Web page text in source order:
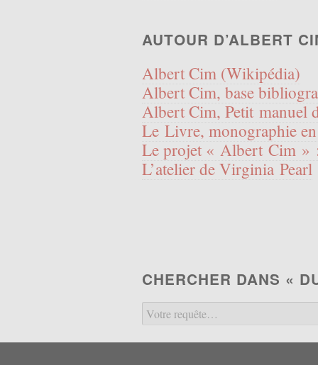
AUTOUR D’ALBERT
Albert Cim (Wikipédia)
Albert Cim, base
Albert Cim, Petit manuel
Le Livre, monographie
Le projet « Albert Cim »
L’atelier de Virginia Pearl
CHERCHER DANS «